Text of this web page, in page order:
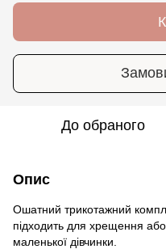
До обраного
Опис
Ошатний трикотажний
підходить для хрещення
маленької дівчинки.